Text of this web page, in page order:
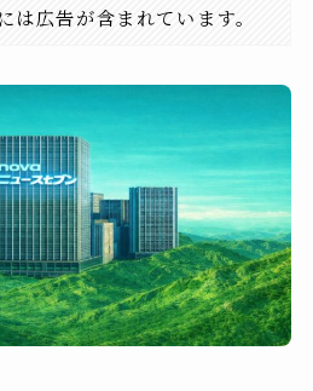
は広告が含まれています。